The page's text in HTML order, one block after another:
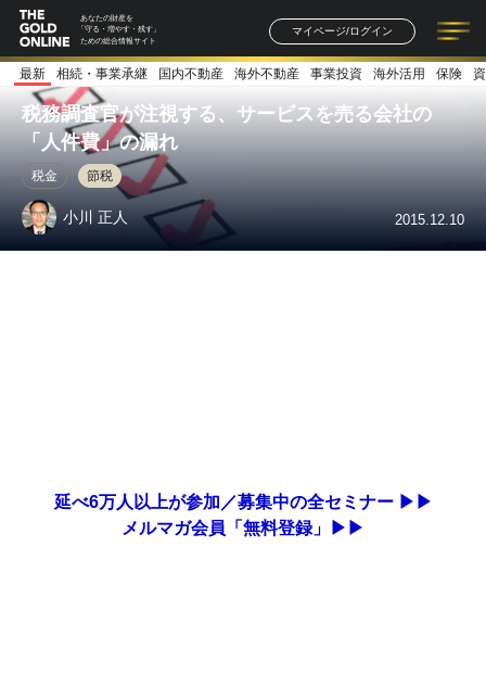
あなたの財産を
「守る・増やす・残す」
ための総合情報サイト
マイページ/ログイン
記事一覧 連載一覧
著者一覧 書籍一覧
最新 相続・事業承継 国内不動産 海外不動産 事業投資 海外活用 保険
税務調査官が注視する、サービスを売る会社の
「人件費」の漏れ
税金 節税
小川 正人 2015.12.10
延べ6万人以上が参加／募集中の全セミナー ▶▶
メルマガ会員「無料登録」▶▶